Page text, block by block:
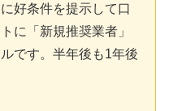
好条件を提示して口
に「新規推奨業者」
です。半年後も1年後